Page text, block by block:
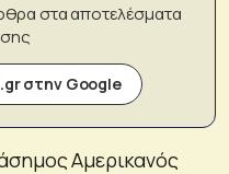
στα αποτελέσματα
στην Google
Αμερικανός